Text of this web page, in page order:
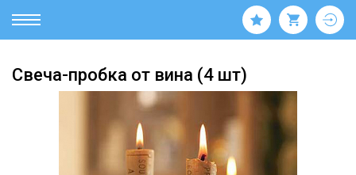
Свеча-пробка от вина (4 шт)